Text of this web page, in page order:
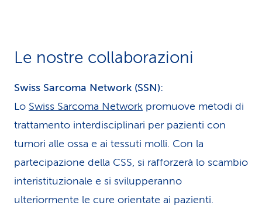
Le nostre collaborazioni
Swiss Sarcoma Network (SSN):
Lo Swiss Sarcoma Network promuove metodi di
trattamento interdisciplinari per pazienti con
tumori alle ossa e ai tessuti molli. Con la
partecipazione della CSS, si rafforzerà lo scambio
interistituzionale e si svilupperanno
ulteriormente le cure orientate ai pazienti.